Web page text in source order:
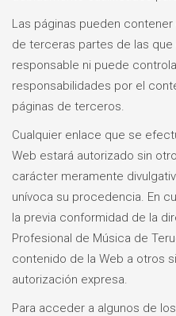
Las páginas pueden
de terceras partes de las que
responsable ni puede
responsabilidades por el
páginas de terceros.
Cualquier enlace que se
Web estará autorizado sin
carácter meramente
unívoca su procedencia. En
la previa conformidad de la
Profesional de Música de
contenido de la Web a otros
autorización expresa.
Para acceder a algunos de